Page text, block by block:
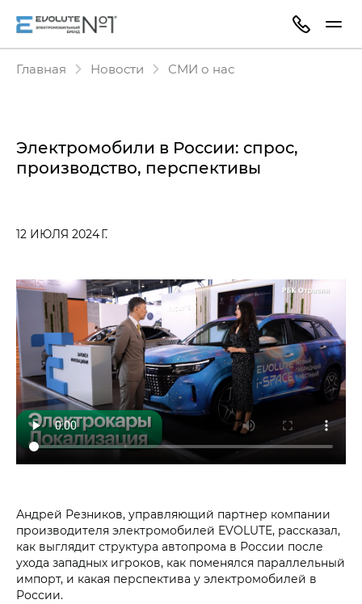
Главная Новости СМИ о нас
Электромобили в России: спрос,
производство, перспективы
12 ИЮЛЯ 2024 Г.
Андрей Резников, управляющий партнер компании
производителя электромобилей EVOLUTE, рассказал,
как выглядит структура автопрома в России после
ухода западных игроков, как поменялся параллельный
импорт, и какая перспектива у электромобилей в
России.